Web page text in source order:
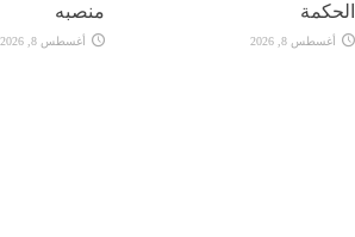
الحكمة
أغسطس 8, 2026
منصبه
أغسطس 8, 2026